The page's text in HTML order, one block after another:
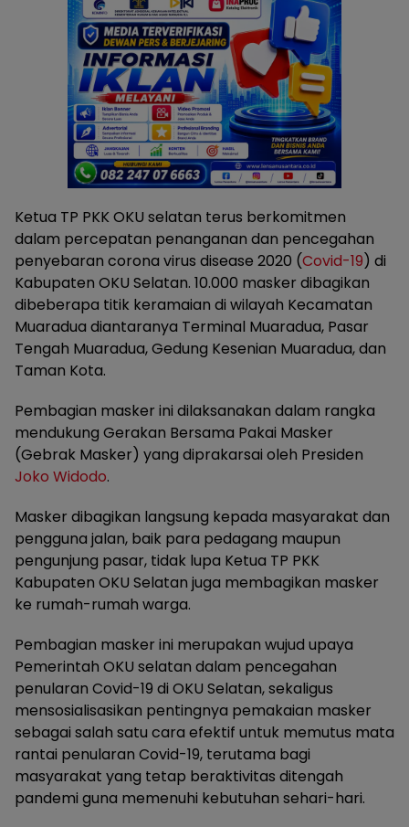
Ketua TP PKK OKU selatan terus berkomitmen
dalam percepatan penanganan dan pencegahan
penyebaran corona virus disease 2020 (Covid-19) di
Kabupaten OKU Selatan. 10.000 masker dibagikan
dibeberapa titik keramaian di wilayah Kecamatan
Muaradua diantaranya Terminal Muaradua, Pasar
Tengah Muaradua, Gedung Kesenian Muaradua, dan
Taman Kota.
Pembagian masker ini dilaksanakan dalam rangka
mendukung Gerakan Bersama Pakai Masker
(Gebrak Masker) yang diprakarsai oleh Presiden
Joko Widodo.
Masker dibagikan langsung kepada masyarakat dan
pengguna jalan, baik para pedagang maupun
pengunjung pasar, tidak lupa Ketua TP PKK
Kabupaten OKU Selatan juga membagikan masker
ke rumah-rumah warga.
Pembagian masker ini merupakan wujud upaya
Pemerintah OKU selatan dalam pencegahan
penularan Covid-19 di OKU Selatan, sekaligus
mensosialisasikan pentingnya pemakaian masker
sebagai salah satu cara efektif untuk memutus mata
rantai penularan Covid-19, terutama bagi
masyarakat yang tetap beraktivitas ditengah
pandemi guna memenuhi kebutuhan sehari-hari.